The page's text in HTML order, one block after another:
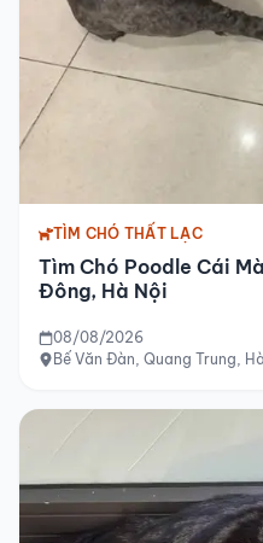
TÌM CHÓ THẤT LẠC
Tìm Chó Poodle Cái
Đông, Hà Nội
08/08/2026
Bế Văn Đàn, Quang Trung,